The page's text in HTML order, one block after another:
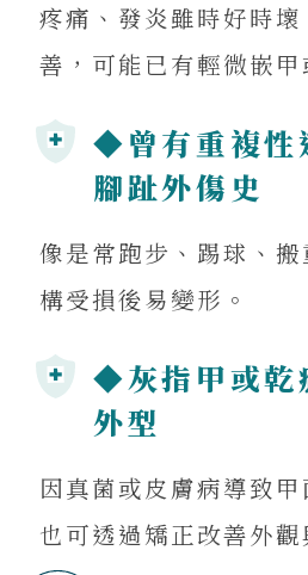
疼痛、發炎雖時好時
善，可能已有輕微嵌甲
◆曾有重複性
腳趾外傷史
像是常跑步、踢球、
構受損後易變形。
◆灰指甲或乾
外型
因真菌或皮膚病導致甲
也可透過矯正改善外觀